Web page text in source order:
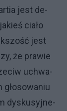
je­st de­
cia­ło
je­st
że pra­wie
uchwa­
gło­so­wa­niu
dys­ku­syj­ne­